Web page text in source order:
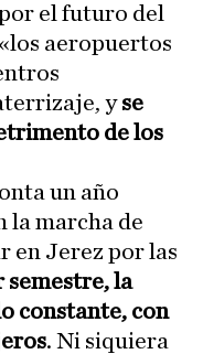
el futuro del
aeropuertos
yse
de los
un año
la marcha de
en Jerez por las
semestre, la
constante, con
. Ni siquiera